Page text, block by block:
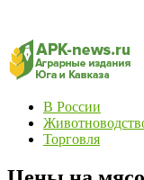
В России
Торговля